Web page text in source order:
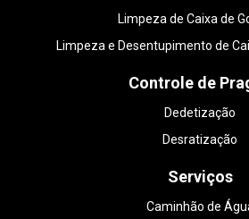
Limpeza de Caixa de
Limpeza e Desentupimento de
Controle de
Dedetização
Desratização
Serviços
Caminhão de